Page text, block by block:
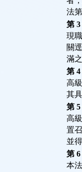
法
第
現
關
滿
第
高
其
第
高
置
並
第
本